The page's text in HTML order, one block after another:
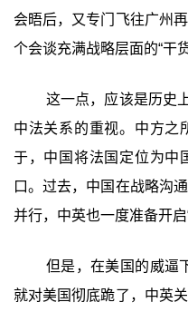
会晤后，又专门飞往广州
个会谈充满战略层面的“干货
这一点，应该是历史
中法关系的重视。中方之
于，中国将法国定位为中
口。过去，中国在战略沟
并行，中英也一度准备开启
但是，在美国的威逼
就对美国彻底跪了，中英